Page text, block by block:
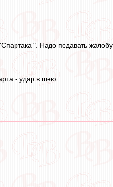
". Надо подавать жалобу.
- удар в шею.